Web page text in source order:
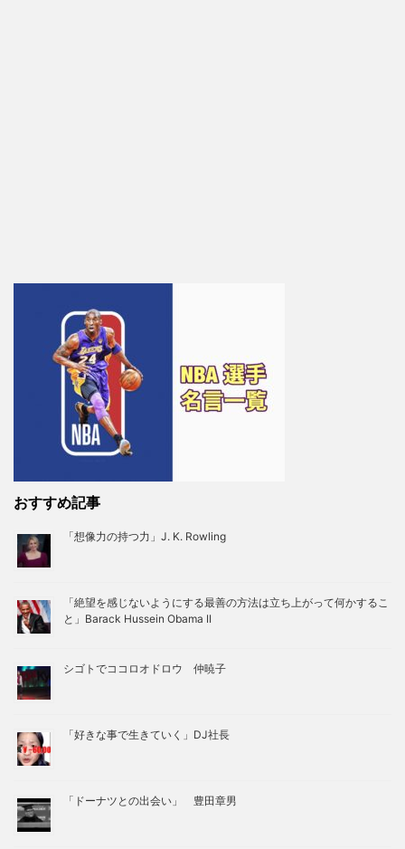
おすすめ記事
「想像力の持つ力」J. K. Rowling
「絶望を感じないようにする最善の方法は立ち上がって何かするこ
と」Barack Hussein Obama II
シゴトでココロオドロウ 仲暁子
「好きな事で生きていく」DJ社長
「ドーナツとの出会い」 豊田章男